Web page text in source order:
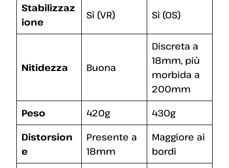
Stabilizzaz
ione
Sì (VR) Sì (OS)
Nitidezza Buona
Discreta a
18mm, più
morbida a
200mm
Peso
420g
430g
Distorsion
e
Presente a
18mm
Maggiore ai
bordi